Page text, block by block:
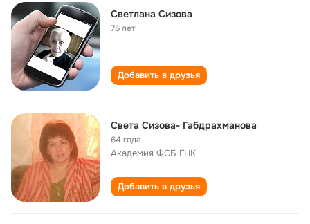
Светлана Сизова
76 лет
Добавить в друзья
Света Сизова- Габдрахманова
64 года
Академия ФСБ ГНК
Добавить в друзья